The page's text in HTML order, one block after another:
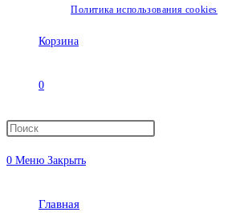
Политика использования cookies
Корзина
0
Переключить
0 Меню Закрыть
Главная